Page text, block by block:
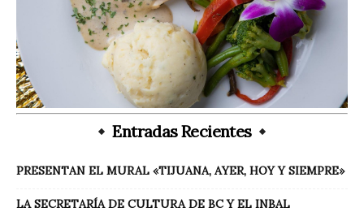
Entradas Recientes
PRESENTAN EL MURAL «TIJUANA, AYER, HOY Y SIEMPRE»
LA SECRETARÍA DE CULTURA DE BC Y EL INBAL